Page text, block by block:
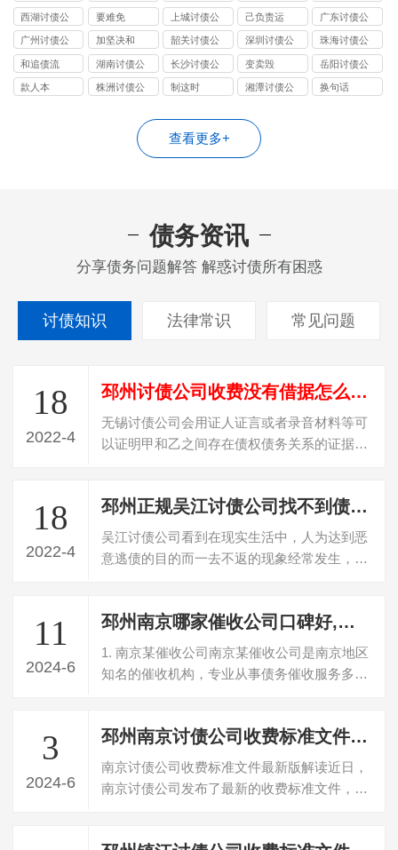
司
司
司
西湖讨债公
司
要难免
上城讨债公
司
己负责运
广东讨债公
司
广州讨债公
司
加坚决和
韶关讨债公
司
深圳讨债公
司
珠海讨债公
司
和追债流
湖南讨债公
司
长沙讨债公
司
变卖毁
岳阳讨债公
司
款人本
株洲讨债公
制这时
湘潭讨债公
换句话
查看更多+
债务资讯
分享债务问题解答 解惑讨债所有困惑
讨债知识 法律常识 常见问题
18
2022-4
邳州讨债公司收费没有借据怎么才能要回欠款
无锡讨债公司会用证人证言或者录音材料等可
以证明甲和乙之间存在债权债务关系的证据，
18
2022-4
邳州正规吴江讨债公司找不到债务人了怎么讨债
吴江讨债公司看到在现实生活中，人为达到恶
意逃债的目的而一去不返的现象经常发生，由
11
2024-6
邳州南京哪家催收公司口碑好,南京专业催收机构推荐
1. 南京某催收公司南京某催收公司是南京地区
知名的催收机构，专业从事债务催收服务多
3
2024-6
邳州南京讨债公司收费标准文件最新版解读(南京讨债公司发布最新收费标准)
南京讨债公司收费标准文件最新版解读近日，
南京讨债公司发布了最新的收费标准文件，引